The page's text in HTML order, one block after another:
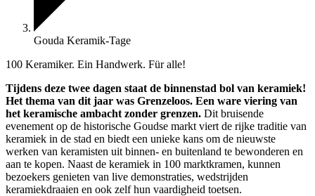
Gouda Keramik-Tage
100 Keramiker. Ein Handwerk. Für alle!
Tijdens deze twee dagen staat de binnenstad bol van keramiek!
Het thema van dit jaar was Grenzeloos. Een ware viering van
het keramische ambacht zonder grenzen. Dit bruisende
evenement op de historische Goudse markt viert de rijke traditie van
keramiek in de stad en biedt een unieke kans om de nieuwste
werken van keramisten uit binnen- en buitenland te bewonderen en
aan te kopen. Naast de keramiek in 100 marktkramen, kunnen
bezoekers genieten van live demonstraties, wedstrijden
keramiekdraaien en ook zelf hun vaardigheid toetsen.